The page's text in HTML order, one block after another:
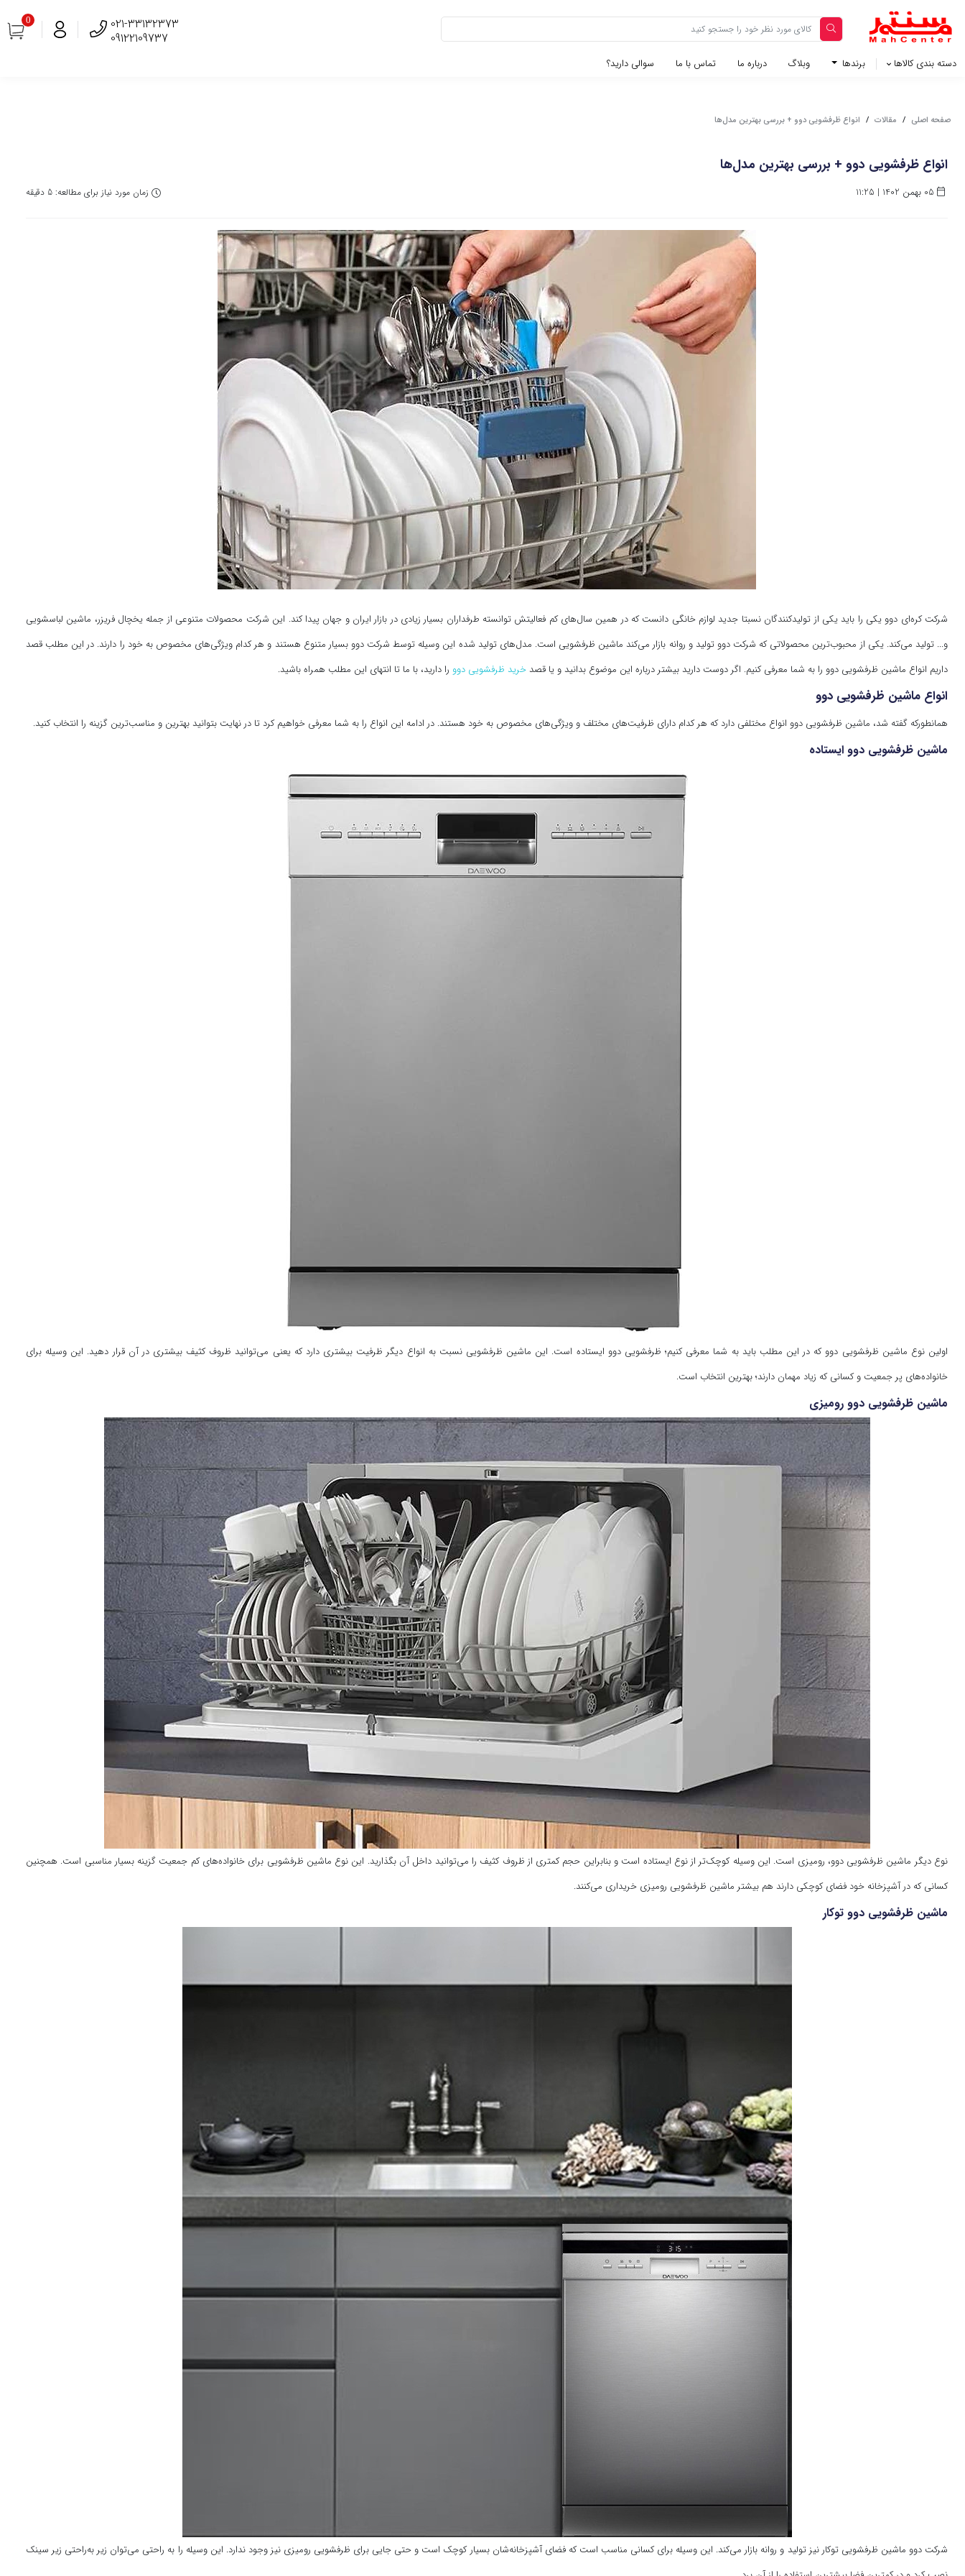
021-33132373
09122109737
0
دسته بندی کالاها برندها وبلاگ‌ درباره ما تماس با ما سوالی دارید؟
صفحه اصلی / مقالات / انواع ظرفشویی دوو + بررسی بهترین مدل‌ها
انواع ظرفشویی دوو + بررسی بهترین مدل‌ها
زمان مورد نیاز برای مطالعه: 5 دقیقه
شرکت کره‌ای دوو یکی را باید یکی از تولیدکنندگان نسبتا جدید لوازم خانگی دانست که در همین سال‌های کم فعالیتش توانسته طرفداران بسیار زیادی در بازار ایران و جهان پیدا کند. این شرکت محصولات متنوعی از جمله یخچال فریزر، ماشین لباسشویی
و... تولید می‌کند. یکی از محبوب‌ترین محصولاتی که شرکت دوو تولید و روانه بازار می‌کند ماشین ظرفشویی است. مدل‌های تولید شده این وسیله توسط شرکت دوو بسیار متنوع هستند و هر کدام ویژگی‌های مخصوص به خود را دارند. در این مطلب قصد
داریم انواع ماشین ظرفشویی دوو را به شما معرفی کنیم. اگر دوست دارید بیشتر درباره این موضوع بدانید و یا قصد خرید ظرفشویی دوو را دارید، با ما تا انتهای این مطلب همراه باشید.
انواع ماشین ظرفشویی دوو
همانطورکه گفته شد، ماشین ظرفشویی دوو انواع مختلفی دارد که هر کدام دارای ظرفیت‌های مختلف و ویژگی‌‌های مخصوص به خود هستند. در ادامه این انواع را به شما معرفی خواهیم کرد تا در نهایت بتوانید بهترین و مناسب‌ترین گزینه را انتخاب کنید.
ماشین ظرفشویی دوو ایستاده
اولین نوع ماشین ظرفشویی دوو که در این مطلب باید به شما معرفی کنیم؛ ظرفشویی دوو ایستاده است. این ماشین ظرفشویی نسبت به انواع دیگر ظرفیت بیشتری دارد که یعنی می‌توانید ظروف کثیف بیشتری در آن قرار دهید. این وسیله برای
خانواده‌های پر جمعیت و کسانی که زیاد مهمان دارند؛ بهترین انتخاب است.
ماشین ظرفشویی دوو رومیزی
نوع دیگر ماشین ظرفشویی دوو، رومیزی است. این وسیله کوچک‌تر از نوع ایستاده است و بنابراین حجم کمتری از ظروف کثیف را می‌توانید داخل آن بگذارید. این نوع ماشین ظرفشویی برای خانواده‌های کم جمعیت گزینه بسیار مناسبی است. همچنین
کسانی که در آشپزخانه خود فضای کوچکی دارند هم بیشتر ماشین ظرفشویی رومیزی خریداری می‌کنند.
ماشین ظرفشویی دوو توکار
شرکت دوو ماشین ظرفشویی توکار نیز تولید و روانه بازار می‌کند. این وسیله برای کسانی مناسب است که فضای آشپزخانه‌شان بسیار کوچک است و حتی جایی برای ظرفشویی رومیزی نیز وجود ندارد. این وسیله را به راحتی می‌توان زیر به‌راحتی زیر سینک